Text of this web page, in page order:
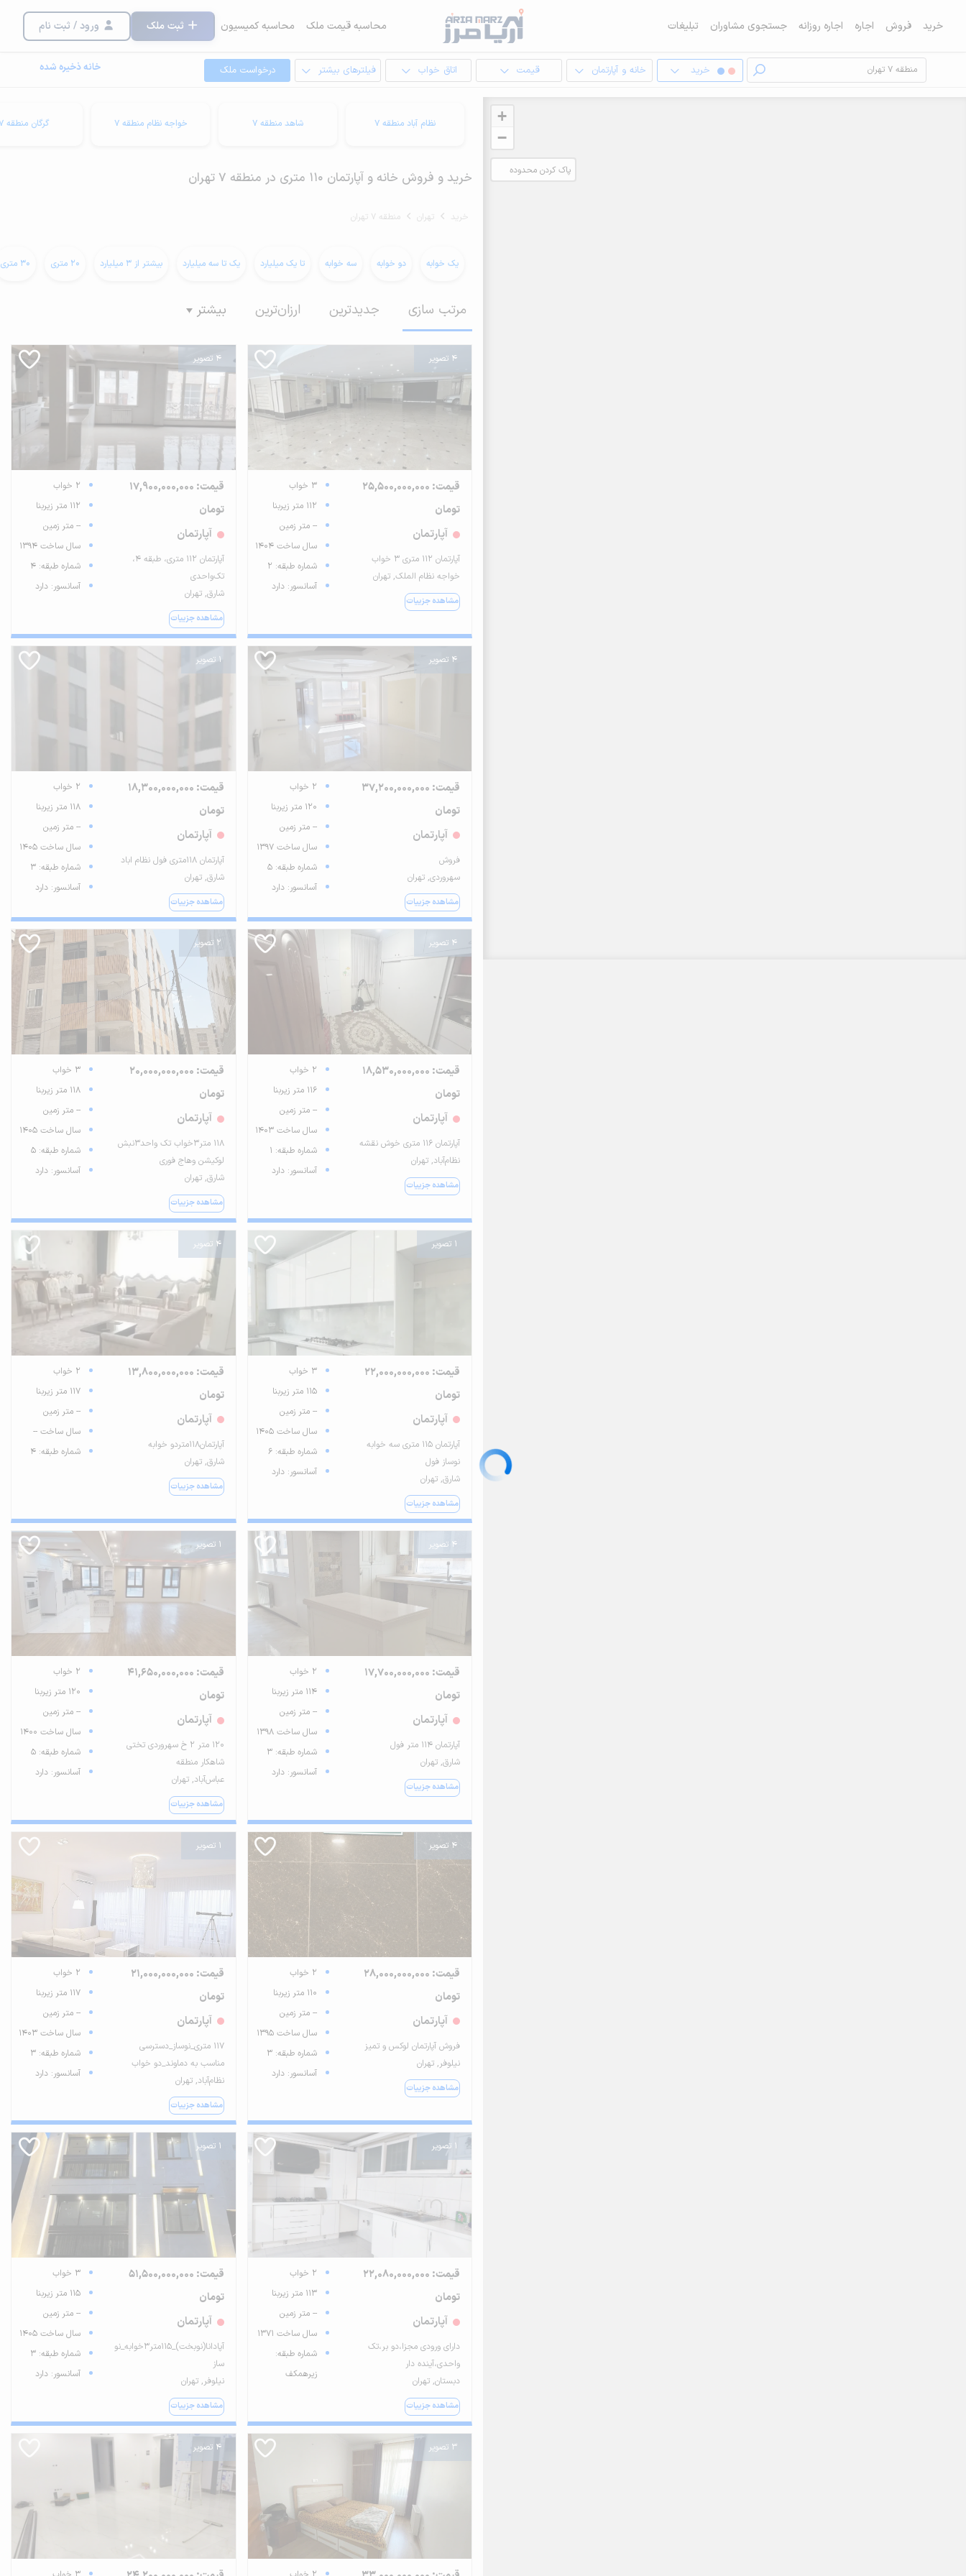
خرید فروش اجاره اجاره روزانه جستجوی مشاوران تبلیغات محاسبه قیمت ملک محاسبه کمیسیون ثبت ملک ورود / ثبت نام
خرید خانه و آپارتمان قیمت اتاق خواب فیلترهای بیشتر درخواست ملک خانه ذخیره شده
+
−
پاک کردن محدوده
نظام آباد منطقه 7 شاهد منطقه 7 خواجه نظام منطقه 7 گرگان منطقه 7
خرید و فروش خانه و آپارتمان 110 متری در منطقه 7 تهران
خرید تهران منطقه 7 تهران
یک خوابه دو خوابه سه خوابه تا یک میلیارد یک تا سه میلیارد بیشتر از 3 میلیارد 20 متری 30 متری
مرتب سازی جدیدترین ارزان‌ترین بیشتر
4 تصویر
قیمت: 25,500,000,000
تومان
آپارتمان
آپارتمان ۱۱۲ متری ۳ خواب
خواجه نظام الملک, تهران
مشاهده جزییات
3 خواب
112 متر زیربنا
-- متر زمین
سال ساخت 1404
شماره طبقه: 2
آسانسور: دارد
4 تصویر
قیمت: 17,900,000,000
تومان
آپارتمان
آپارتمان ۱۱۲ متری، طبقه ۴،
تک‌واحدی
شارق, تهران
مشاهده جزییات
2 خواب
112 متر زیربنا
-- متر زمین
سال ساخت 1394
شماره طبقه: 4
آسانسور: دارد
4 تصویر
قیمت: 37,200,000,000
تومان
آپارتمان
فروش
سهروردی, تهران
مشاهده جزییات
2 خواب
120 متر زیربنا
-- متر زمین
سال ساخت 1397
شماره طبقه: 5
آسانسور: دارد
1 تصویر
قیمت: 18,300,000,000
تومان
آپارتمان
آپارتمان ۱۱۸متری فول نظام اباد
شارق, تهران
مشاهده جزییات
2 خواب
118 متر زیربنا
-- متر زمین
سال ساخت 1405
شماره طبقه: 3
آسانسور: دارد
4 تصویر
قیمت: 18,530,000,000
تومان
آپارتمان
آپارتمان ۱۱۶ متری خوش نقشه
نظام‌آباد, تهران
مشاهده جزییات
2 خواب
116 متر زیربنا
-- متر زمین
سال ساخت 1403
شماره طبقه: 1
آسانسور: دارد
2 تصویر
قیمت: 20,000,000,000
تومان
آپارتمان
۱۱۸ متر۳خواب تک واحد۳نبش
لوکیشن وهاج فوری
شارق, تهران
مشاهده جزییات
3 خواب
118 متر زیربنا
-- متر زمین
سال ساخت 1405
شماره طبقه: 5
آسانسور: دارد
1 تصویر
قیمت: 22,000,000,000
تومان
آپارتمان
آپارتمان ۱۱۵ متری سه خوابه
نوساز فول
شارق, تهران
مشاهده جزییات
3 خواب
115 متر زیربنا
-- متر زمین
سال ساخت 1405
شماره طبقه: 6
آسانسور: دارد
4 تصویر
قیمت: 13,800,000,000
تومان
آپارتمان
آپارتمان118متردو خوابه
شارق, تهران
مشاهده جزییات
2 خواب
117 متر زیربنا
-- متر زمین
سال ساخت --
شماره طبقه: 4
4 تصویر
قیمت: 17,700,000,000
تومان
آپارتمان
آپارتمان ۱۱۴ متر فول
شارق, تهران
مشاهده جزییات
2 خواب
114 متر زیربنا
-- متر زمین
سال ساخت 1398
شماره طبقه: 3
آسانسور: دارد
1 تصویر
قیمت: 41,650,000,000
تومان
آپارتمان
۱۲۰ متر ۲ خ سهروردی تختی
شاهکار منطقه
عباس‌آباد, تهران
مشاهده جزییات
2 خواب
120 متر زیربنا
-- متر زمین
سال ساخت 1400
شماره طبقه: 5
آسانسور: دارد
4 تصویر
قیمت: 28,000,000,000
تومان
آپارتمان
فروش آپارتمان لوکس و تمیز
نیلوفر, تهران
مشاهده جزییات
2 خواب
110 متر زیربنا
-- متر زمین
سال ساخت 1395
شماره طبقه: 3
آسانسور: دارد
1 تصویر
قیمت: 21,000,000,000
تومان
آپارتمان
۱۱۷ متری_نوساز_دسترسی
مناسب به دماوند_دو خواب
نظام‌آباد, تهران
مشاهده جزییات
2 خواب
117 متر زیربنا
-- متر زمین
سال ساخت 1403
شماره طبقه: 3
آسانسور: دارد
1 تصویر
قیمت: 22,080,000,000
تومان
آپارتمان
دارای ورودی مجزا،دو بر،تک
واحدی،آینده دار
دبستان, تهران
مشاهده جزییات
2 خواب
113 متر زیربنا
-- متر زمین
سال ساخت 1371
شماره طبقه:
زیرهمکف
1 تصویر
قیمت: 51,500,000,000
تومان
آپارتمان
آپادانا(نوبخت)_۱۱۵متر۳خوابه_نو
ساز
نیلوفر, تهران
مشاهده جزییات
3 خواب
115 متر زیربنا
-- متر زمین
سال ساخت 1405
شماره طبقه: 3
آسانسور: دارد
3 تصویر 4 تصویر